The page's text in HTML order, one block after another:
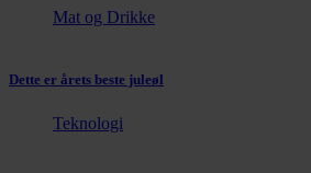
Mat og Drikke
Dette er årets beste juleøl
Teknologi